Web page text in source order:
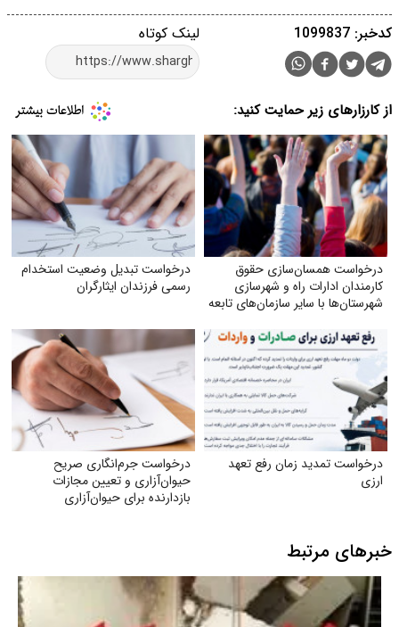
لینک کوتاه کدخبر: 1099837
از کارزارهای زیر حمایت کنید:
درخواست همسان‌سازی حقوق
کارمندان ادارات راه و شهرسازی
شهرستان‌ها با سایر سازمان‌های تابعه
درخواست تبدیل وضعیت استخدام
رسمی فرزندان ایثارگران
درخواست تمدید زمان رفع تعهد
ارزی
درخواست جرم‌انگاری صریح
حیوان‌آزاری و تعیین مجازات
بازدارنده برای حیوان‌آزاری
خبرهای مرتبط